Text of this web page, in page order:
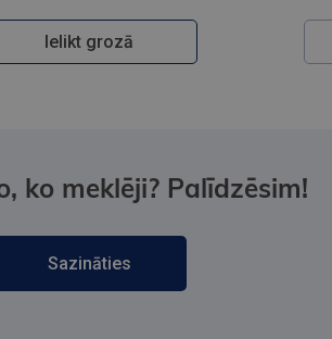
Ielikt grozā
ko meklēji? Palīdzēsim!
Sazināties